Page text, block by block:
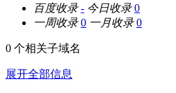
百度收录 - 今日收录 0
一周收录 0 一月收录 0
0 个相关子域名
展开全部信息